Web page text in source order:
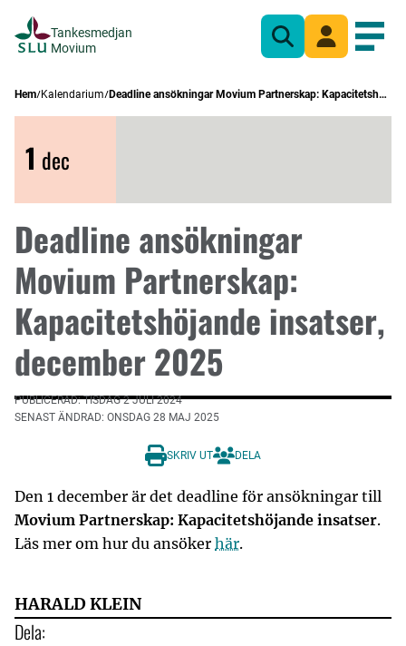
Tankesmedjan
Movium
Sök Mina sidor
Hem Kalendarium Deadline ansökningar Movium Partnerskap: Kapacitetshöjande insatser, december 2025
1 dec
Deadline ansökningar
Movium Partnerskap:
Kapacitetshöjande insatser,
december 2025
PUBLICERAD: TISDAG 2 JULI 2024
SENAST ÄNDRAD: ONSDAG 28 MAJ 2025
SKRIV UT DELA
Den 1 december är det deadline för ansökningar till
Movium Partnerskap: Kapacitetshöjande insatser.
Läs mer om hur du ansöker här.
HARALD KLEIN
Dela: